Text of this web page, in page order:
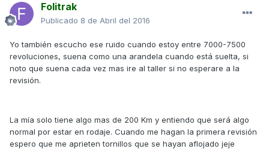
Folitrak
Publicado 8 de Abril del 2016
Yo también escucho ese ruido cuando estoy entre 7000-7500
revoluciones, suena como una arandela cuando está suelta, si
noto que suena cada vez mas ire al taller si no esperare a la
revisión.
La mía solo tiene algo mas de 200 Km y entiendo que será algo
normal por estar en rodaje. Cuando me hagan la primera revisión
espero que me aprieten tornillos que se hayan aflojado jeje